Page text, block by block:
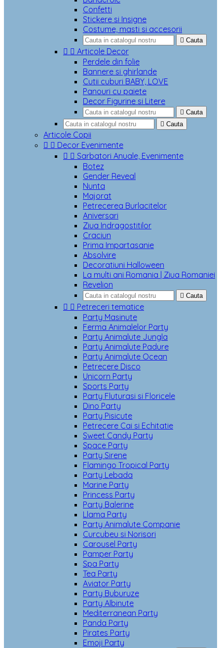
Confetti
Stickere si Insigne
Costume, masti si accesorii
 Cauta
  Articole Decor
Perdele din folie
Bannere si ghirlande
Cutii cuburi BABY, LOVE
Panouri cu paiete
Decor Figurine si Litere
 Cauta
 Cauta
Articole Copii
  Decor Evenimente
  Sarbatori Anuale, Evenimente
Botez
Gender Reveal
Nunta
Majorat
Petrecerea Burlacitelor
Aniversari
Ziua Indragostitilor
Craciun
Prima Impartasanie
Absolvire
Decoratiuni Halloween
La multi ani Romania | Ziua Romaniei
Revelion
 Cauta
  Petreceri tematice
Party Masinute
Ferma Animalelor Party
Party Animalute Jungla
Party Animalute Padure
Party Animalute Ocean
Petrecere Disco
Unicorn Party
Sports Party
Party Fluturasi si Floricele
Dino Party
Party Pisicute
Petrecere Cai si Echitatie
Sweet Candy Party
Space Party
Party Sirene
Flamingo Tropical Party
Party Lebada
Marine Party
Princess Party
Party Balerine
Llama Party
Party Animalute Companie
Curcubeu si Norisori
Carousel Party
Pamper Party
Spa Party
Tea Party
Aviator Party
Party Buburuze
Party Albinute
Mediterranean Party
Panda Party
Pirates Party
Emoji Party